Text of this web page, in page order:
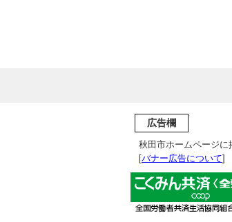
広告欄
秋田市ホームページに
[バナー広告について]